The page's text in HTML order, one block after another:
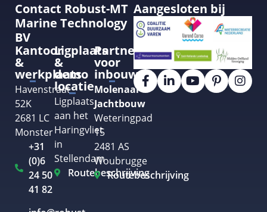
Contact Robust-MT
Marine Technology
BV
Kantoor
&
werkplaats
Havenstraat
52K
2681 LC
Monster
+31
(0)6
24 50
41 82
Ligplaats
&
demo
locatie
Ligplaats
aan het
Haringvliet
in
Stellendam
Routebeschrijving
Partner
voor
inbouw
Molenaar
Jachtbouw
Weteringpad
15
2481 AS
Woubrugge
Routebeschrijving
Aangesloten bij